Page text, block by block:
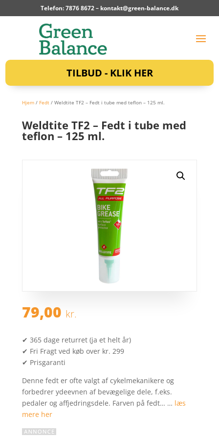
Telefon: 7876 8672 – kontakt@green-balance.dk
TILBUD - KLIK HER
Hjem/ Fedt/ Weldtite TF2 – Fedt i tube med teflon – 125 ml.
Weldtite TF2 – Fedt i tube med
teflon – 125 ml.
79,00 kr.
✔ 365 dage returret (ja et helt år)
✔ Fri Fragt ved køb over kr. 299
✔ Prisgaranti
Denne fedt er ofte valgt af cykelmekanikere og
forbedrer ydeevnen af bevægelige dele, f.eks.
pedaler og affjedringsdele. Farven på fedt… … læs
mere her